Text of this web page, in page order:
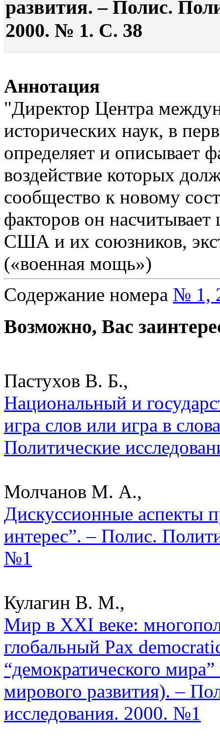
развития. – Полис.
2000. № 1. С. 38
Аннотация
"Директор Центра
исторических наук, в
определяет и описывает
воздействие которых
сообщество к новому
факторов он насчитывает
США и их союзников,
(«военная мощь»)
Содержание номера № 1,
Возможно, Вас
Пастухов В. Б.,
Национальный и
игра слов или игра в
Политические
Молчанов М. А.,
Дискуссионные аспекты
интерес”. – Полис.
№1
Кулагин В. М.,
Мир в XXI веке:
глобальный Pax
“демократического мира”
мирового развития). –
исследования. 2000. №1